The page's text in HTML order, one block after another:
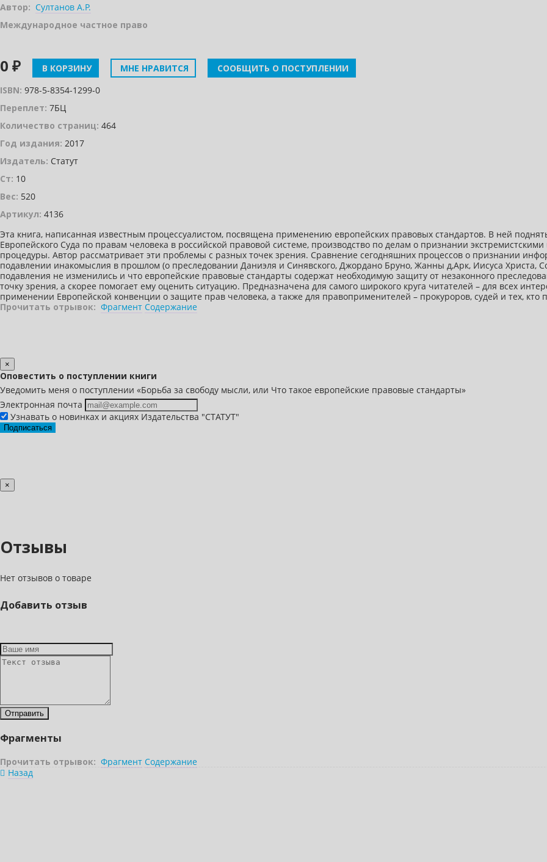
Автор: Султанов А.Р.
Международное частное право
0 ₽ В КОРЗИНУ МНЕ НРАВИТСЯ
СООБЩИТЬ О ПОСТУПЛЕНИИ
ISBN: 978-5-8354-1299-0
Переплет: 7БЦ
Количество страниц: 464
Год издания: 2017
Издатель: Статут
Ст: 10
Вес: 520
Артикул: 4136
Эта книга, написанная известным процессуалистом, посвящена применению европейских правовых стандартов. В ней
Европейского Суда по правам человека в российской правовой системе, производство по делам о признании
процедуры. Автор рассматривает эти проблемы с разных точек зрения. Сравнение сегодняшних процессов о признании
подавлении инакомыслия в прошлом (о преследовании Даниэля и Синявского, Джордано Бруно, Жанны д,Арк, Иисуса Христа,
подавления не изменились и что европейские правовые стандарты содержат необходимую защиту от незаконного
точку зрения, а скорее помогает ему оценить ситуацию. Предназначена для самого широкого круга читателей – для всех
применении Европейской конвенции о защите прав человека, а также для правоприменителей – прокуроров, судей и тех,
Прочитать отрывок: Фрагмент Содержание
×
Оповестить о поступлении книги
Уведомить меня о поступлении «Борьба за свободу мысли, или Что такое европейские правовые стандарты»
Электронная почта
Узнавать о новинках и акциях Издательства "СТАТУТ"
Подписаться
×
Отзывы
Нет отзывов о товаре
Добавить отзыв
Фрагменты
Прочитать отрывок: Фрагмент Содержание
Назад